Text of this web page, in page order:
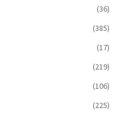
(36)
(385)
(17)
(219)
(106)
(225)